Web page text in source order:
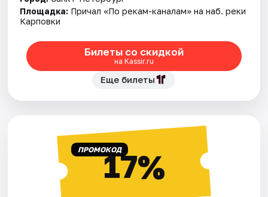
Площадка: Причал «По рекам-каналам» на наб. реки
Карповки
Билеты со скидкой
на Kassir.ru
Еще билеты
ПРОМОКОД17%